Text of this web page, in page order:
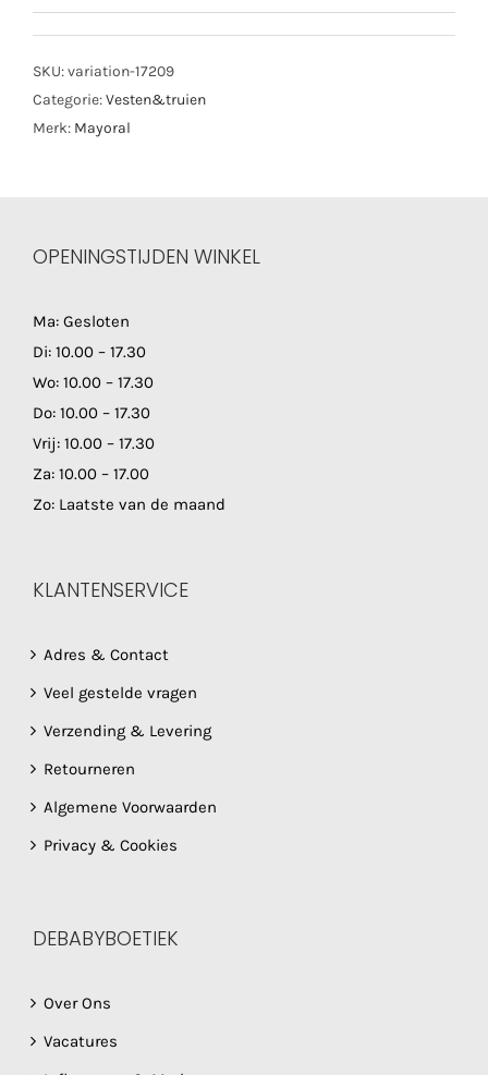
SKU:variation-17209
Categorie:Vesten&truien
Merk: Mayoral
OPENINGSTIJDEN WINKEL
Ma: Gesloten
Di: 10.00 – 17.30
Wo: 10.00 – 17.30
Do: 10.00 – 17.30
Vrij: 10.00 – 17.30
Za: 10.00 – 17.00
Zo: Laatste van de maand
KLANTENSERVICE
Adres & Contact
Veel gestelde vragen
Verzending & Levering
Retourneren
Algemene Voorwaarden
Privacy & Cookies
DEBABYBOETIEK
Over Ons
Vacatures